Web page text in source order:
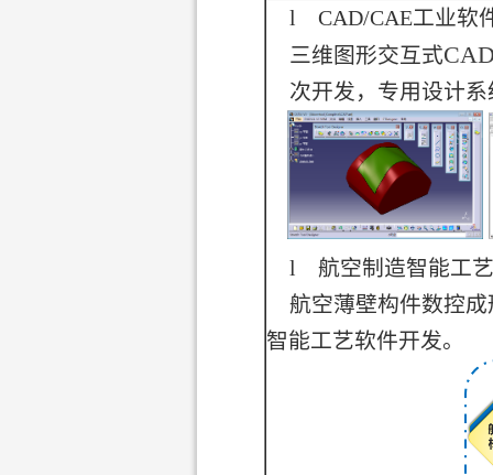
l
CAD/CAE工业软
三维图形交互式
次开发，专用设计
l
航空制造智能工
航空薄壁构件数控
智能工艺软件开发。